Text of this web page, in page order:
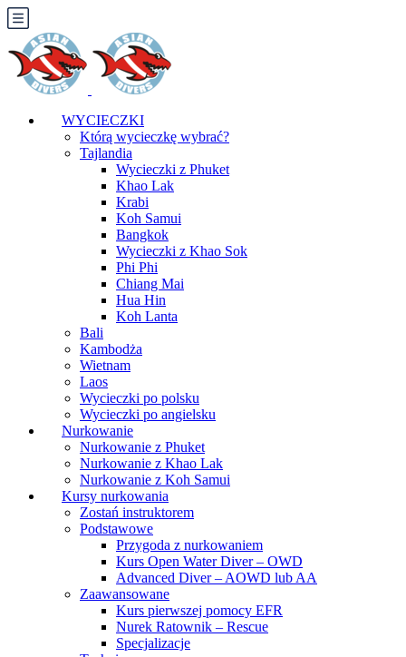
WYCIECZKI
Którą wycieczkę wybrać?
Tajlandia
Wycieczki z Phuket
Khao Lak
Krabi
Koh Samui
Bangkok
Wycieczki z Khao Sok
Phi Phi
Chiang Mai
Hua Hin
Koh Lanta
Bali
Kambodża
Wietnam
Laos
Wycieczki po polsku
Wycieczki po angielsku
Nurkowanie
Nurkowanie z Phuket
Nurkowanie z Khao Lak
Nurkowanie z Koh Samui
Kursy nurkowania
Zostań instruktorem
Podstawowe
Przygoda z nurkowaniem
Kurs Open Water Diver – OWD
Advanced Diver – AOWD lub AA
Zaawansowane
Kurs pierwszej pomocy EFR
Nurek Ratownik – Rescue
Specjalizacje